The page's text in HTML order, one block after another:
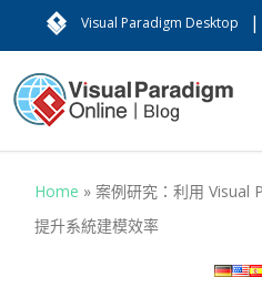
Visual Paradigm Desktop |
Home »案例研究：利用 Visual
提升系統建模效率